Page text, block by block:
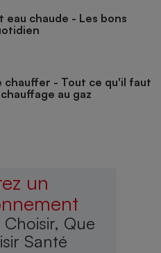
eau chaude - Les bons
chauffer - Tout ce qu'il faut
au gaz
un
Choisir, Que
Santé